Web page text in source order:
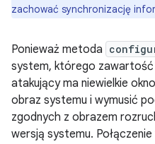
zachować synchronizację
Ponieważ metoda
system, którego zawartość
atakujący ma niewielkie
obraz systemu i wymusić
zgodnych z obrazem
wersją systemu.